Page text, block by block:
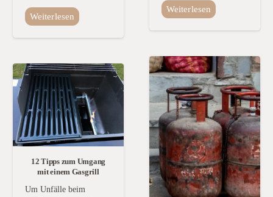
Weiterlesen
Weiterlesen
12 Tipps zum Umgang
mit einem Gasgrill
Um Unfälle beim